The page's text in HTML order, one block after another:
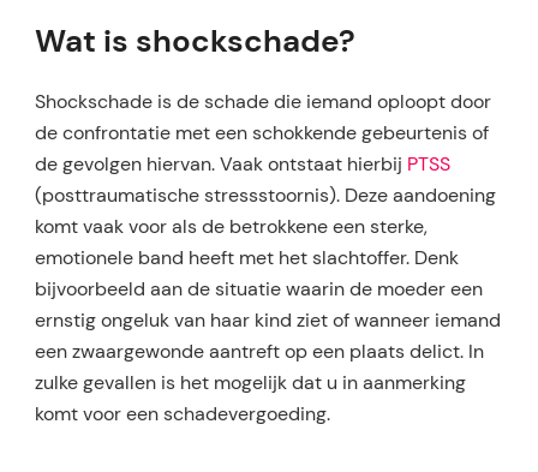
Wat is shockschade?
Shockschade is de schade die iemand oploopt door
de confrontatie met een schokkende gebeurtenis of
de gevolgen hiervan. Vaak ontstaat hierbij PTSS
(posttraumatische stressstoornis). Deze aandoening
komt vaak voor als de betrokkene een sterke,
emotionele band heeft met het slachtoffer. Denk
bijvoorbeeld aan de situatie waarin de moeder een
ernstig ongeluk van haar kind ziet of wanneer iemand
een zwaargewonde aantreft op een plaats delict. In
zulke gevallen is het mogelijk dat u in aanmerking
komt voor een schadevergoeding.